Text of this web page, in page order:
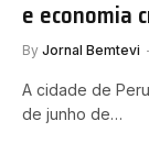
e economia
By Jornal Bemtevi
A cidade de
de junho de…